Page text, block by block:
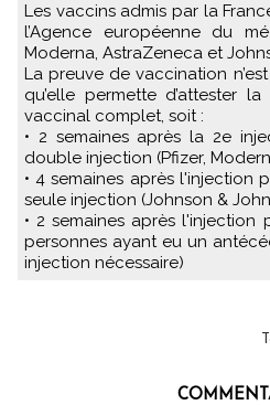
Les vaccins admis par la France sont ceux reconnus par
l’Agence européenne du
Moderna, AstraZeneca et
La preuve de vaccination
qu’elle permette d’attester
vaccinal complet, soit :
• 2 semaines après la 2e
double injection (Pfizer,
• 4 semaines après l'injection
seule injection (Johnson &
• 2 semaines après
personnes ayant eu un
injection nécessaire)